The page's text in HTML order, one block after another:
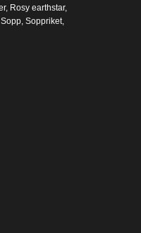
, Rosy earthstar,
Sopp, Soppriket,